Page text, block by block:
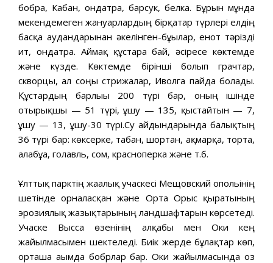
бобра, Кабан, ондатра, барсук, белка. Бұрын мұнда
мекендемеген жануарлардың бірқатар түрлері елдің
басқа аудандарынан әкелінген-бұғылар, енот тәрізді
ит, ондатра. Аймақ құстарға бай, әсіресе көктемде
және күзде. Көктемде бірінші болып грачтар,
скворцы, ал соңғы стрижалар, Иволга пайда болады.
Құстардың барлығы 200 түрі бар, оның ішінде
отырықшы — 51 түрі, ұшу — 135, қыстайтын — 7,
ұшу — 13, ұшу-30 түрі.Су айдындарында балықтың
36 түрі бар: көксерке, табан, шортан, ақмарқа, торта,
алабұға, голавль, сом, красноперка және т.б.
Ұлттық парктің жағалық учаскесі Мещовский опольінің
шетінде орналасқан және Орта Орыс қыратының
эрозиялық жазықтарының ландшафтарын көрсетеді.
Учаске Высса өзенінің алқабы мен Оки кең
жайылмасымен шектеледі. Биік жерде бұлақтар көп,
орташа ағымда бобрлар бар. Оки жайылмасында оз